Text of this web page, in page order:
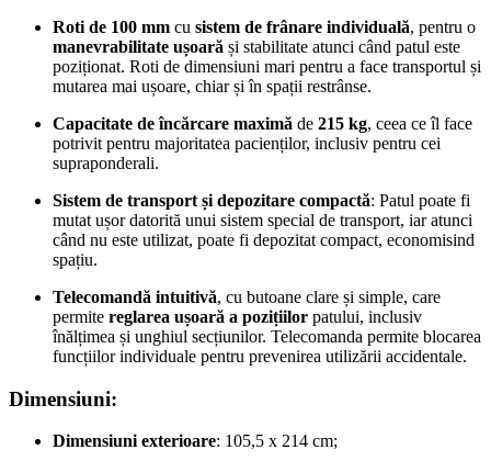
Roti de 100 mm cu sistem de frânare individuală, pentru o
manevrabilitate ușoară și stabilitate atunci când patul este
poziționat. Roti de dimensiuni mari pentru a face transportul și
mutarea mai ușoare, chiar și în spații restrânse.
Capacitate de încărcare maximă de 215 kg, ceea ce îl face
potrivit pentru majoritatea pacienților, inclusiv pentru cei
supraponderali.
Sistem de transport și depozitare compactă: Patul poate fi
mutat ușor datorită unui sistem special de transport, iar atunci
când nu este utilizat, poate fi depozitat compact, economisind
spațiu.
Telecomandă intuitivă, cu butoane clare și simple, care
permite reglarea ușoară a pozițiilor patului, inclusiv
înălțimea și unghiul secțiunilor. Telecomanda permite blocarea
funcțiilor individuale pentru prevenirea utilizării accidentale.
Dimensiuni:
Dimensiuni exterioare: 105,5 x 214 cm;